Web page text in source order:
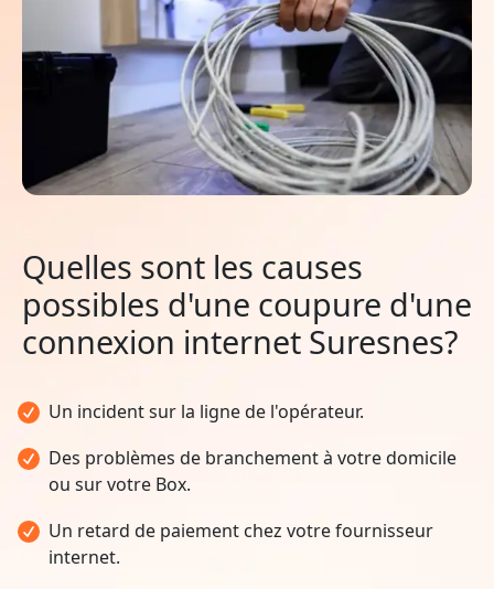
Quelles sont les causes
possibles d'une coupure d'une
connexion internet Suresnes?
Un incident sur la ligne de l'opérateur.
Des problèmes de branchement à votre domicile
ou sur votre Box.
Un retard de paiement chez votre fournisseur
internet.